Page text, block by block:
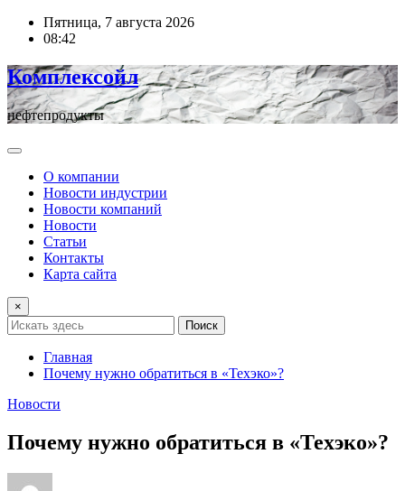
ПерейтиПятница, 7 августа 2026
08:42
Комплексойл
нефтепродукты
О компании
Новости индустрии
Новости компаний
Новости
Статьи
Контакты
Карта сайта
×
Поиск
Главная
Почему нужно обратиться в «Техэко»?
Новости
Почему нужно обратиться в «Техэко»?